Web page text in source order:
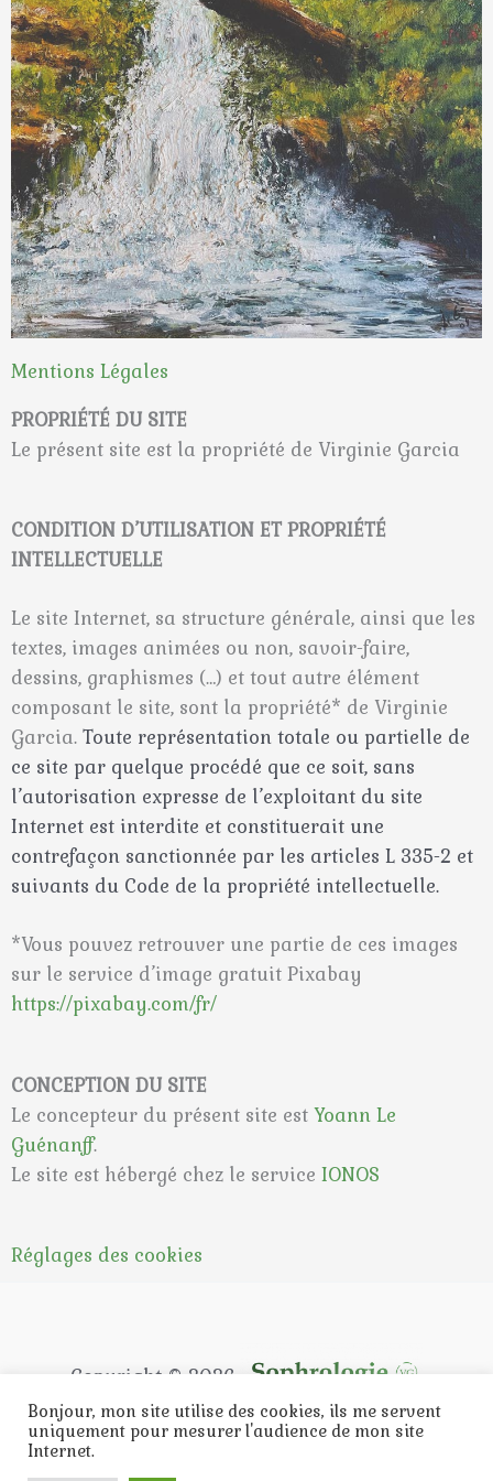
Mentions Légales
PROPRIÉTÉ DU SITE
Le présent site est la propriété de Virginie Garcia
CONDITION D’UTILISATION ET PROPRIÉTÉ
INTELLECTUELLE
Le site Internet, sa structure générale, ainsi que les
textes, images animées ou non, savoir-faire,
dessins, graphismes (…) et tout autre élément
composant le site, sont la propriété* de Virginie
Garcia. Toute représentation totale ou partielle de
ce site par quelque procédé que ce soit, sans
l’autorisation expresse de l’exploitant du site
Internet est interdite et constituerait une
contrefaçon sanctionnée par les articles L 335-2 et
suivants du Code de la propriété intellectuelle.
*Vous pouvez retrouver une partie de ces images
sur le service d’image gratuit Pixabay
https://pixabay.com/fr/
CONCEPTION DU SITE
Le concepteur du présent site est Yoann Le
Guénanff.
Le site est hébergé chez le service IONOS
Réglages des cookies
Copyright © 2026
Mentions légales
Bonjour, mon site utilise des cookies, ils me servent
uniquement pour mesurer l'audience de mon site
Internet.